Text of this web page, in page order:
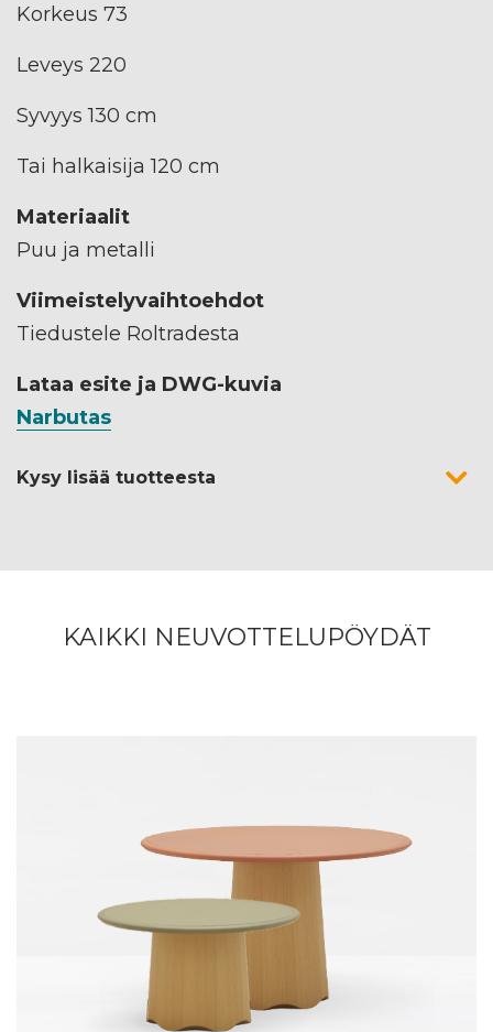
Korkeus 73
Leveys 220
Syvyys 130 cm
Tai halkaisija 120 cm
Materiaalit
Puu ja metalli
Viimeistelyvaihtoehdot
Tiedustele Roltradesta
Lataa esite ja DWG-kuvia
Narbutas
Kysy lisää tuotteesta
KAIKKI NEUVOTTELUPÖYDÄT